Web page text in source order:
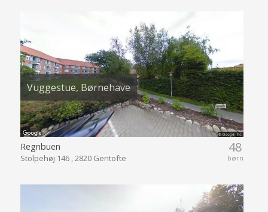
Vuggestue, Børnehave
48
børn
Regnbuen
Stolpehøj 146 , 2820 Gentofte